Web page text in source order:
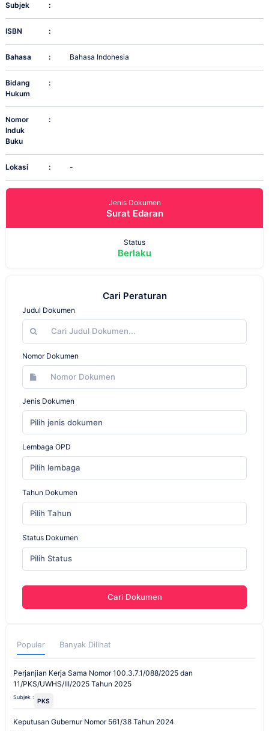
Subjek :
ISBN :
Bahasa : Bahasa Indonesia
Bidang
Hukum
:
Nomor
Induk
Buku
:
Lokasi : -
Jenis Dokumen
Surat Edaran
Status
Berlaku
Cari Peraturan
Judul Dokumen
Nomor Dokumen
Jenis Dokumen
Pilih jenis dokumen
Lembaga OPD
Pilih lembaga
Tahun Dokumen
Pilih Tahun
Status Dokumen
Pilih Status
Cari Dokumen
Populer Banyak Dilihat
Perjanjian Kerja Sama Nomor 100.3.7.1/088/2025 dan
11/PKS/UWHS/III/2025 Tahun 2025
Subjek : PKS
Keputusan Gubernur Nomor 561/38 Tahun 2024